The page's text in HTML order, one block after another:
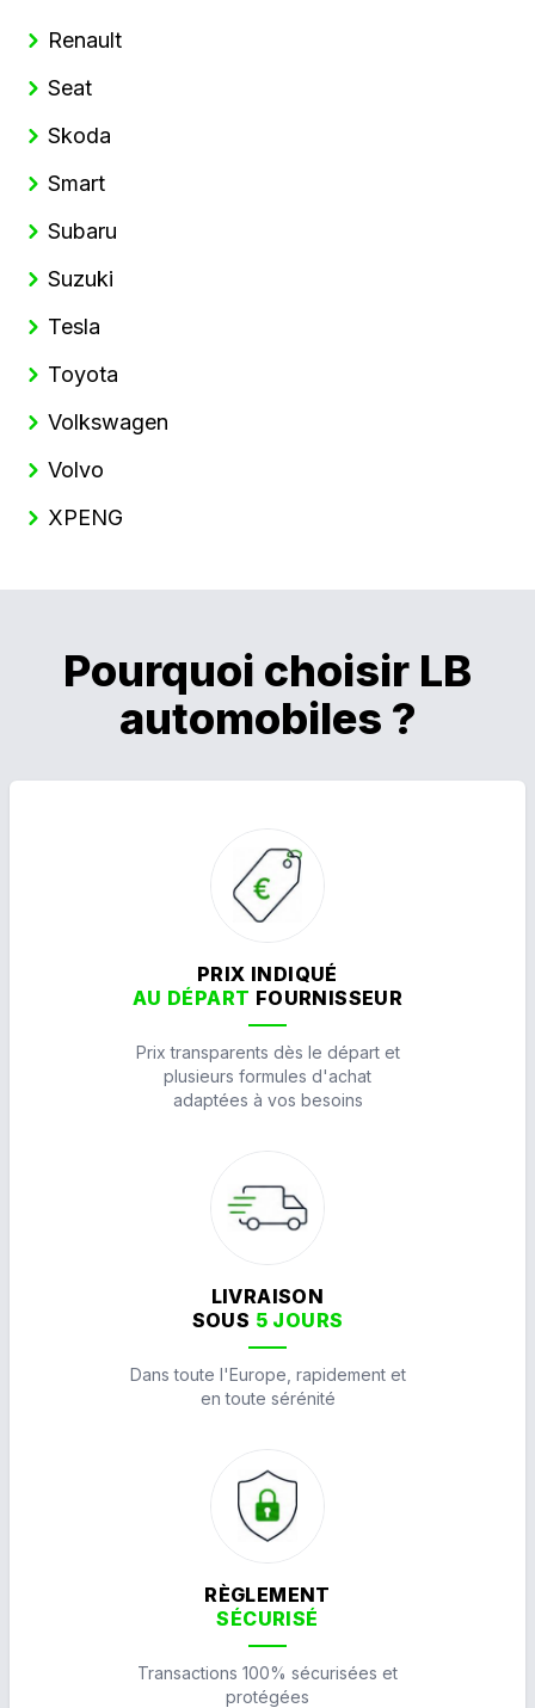
Renault
Seat
Skoda
Smart
Subaru
Suzuki
Tesla
Toyota
Volkswagen
Volvo
XPENG
Pourquoi choisir LB
automobiles ?
PRIX INDIQUÉ
AU DÉPART FOURNISSEUR
Prix transparents dès le départ et
plusieurs formules d'achat
adaptées à vos besoins
LIVRAISON
SOUS 5 JOURS
Dans toute l'Europe, rapidement et
en toute sérénité
RÈGLEMENT
SÉCURISÉ
Transactions 100% sécurisées et
protégées